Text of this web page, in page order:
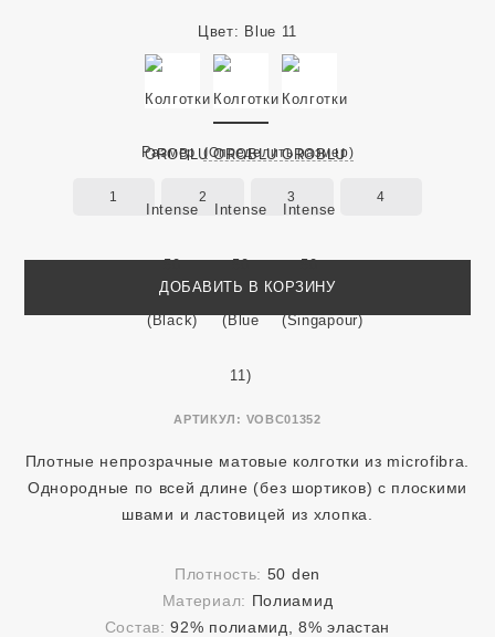
АРТИКУЛ: VOBC01352
Цвет: Blue 11
Размер (Определить размер)
1 2 3 4
ДОБАВИТЬ В КОРЗИНУ
Плотные непрозрачные матовые колготки из microfibra.
Однородные по всей длине (без шортиков) с плоскими
швами и ластовицей из хлопка.
Плотность: 50 den
Материал: Полиамид
Состав:92% полиамид, 8% эластан